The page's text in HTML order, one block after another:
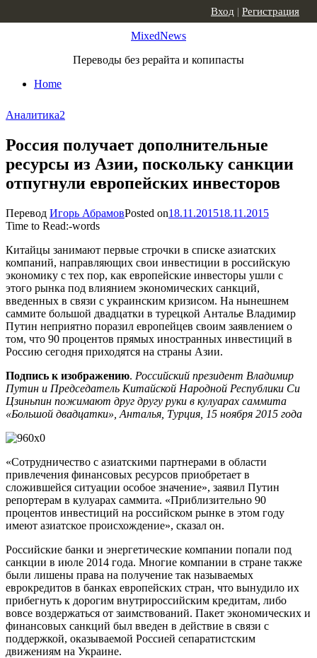
MixedNews
Переводы без рерайта и копипасты
Home
Вход | Регистрация
Аналитика2
Россия получает дополнительные
ресурсы из Азии, поскольку санкции
отпугнули европейских инвесторов
Перевод Игорь АбрамовPosted on18.11.201518.11.2015
Time to Read:-words
Китайцы занимают первые строчки в списке азиатских
компаний, направляющих свои инвестиции в российскую
экономику с тех пор, как европейские инвесторы ушли с
этого рынка под влиянием экономических санкций,
введенных в связи с украинским кризисом. На нынешнем
саммите большой двадцатки в турецкой Анталье Владимир
Путин неприятно поразил европейцев своим заявлением о
том, что 90 процентов прямых иностранных инвестиций в
Россию сегодня приходятся на страны Азии.
Подпись к изображению. Российский президент Владимир
Путин и Председатель Китайской Народной Республики Си
Цзиньпин пожимают друг другу руки в кулуарах саммита
«Большой двадцатки», Анталья, Турция, 15 ноября 2015 года
«Сотрудничество с азиатскими партнерами в области
привлечения финансовых ресурсов приобретает в
сложившейся ситуации особое значение», заявил Путин
репортерам в кулуарах саммита. «Приблизительно 90
процентов инвестиций на российском рынке в этом году
имеют азиатское происхождение», сказал он.
Российские банки и энергетические компании попали под
санкции в июле 2014 года. Многие компании в стране также
были лишены права на получение так называемых
еврокредитов в банках европейских стран, что вынудило их
прибегнуть к дорогим внутрироссийским кредитам, либо
вовсе воздержаться от заимствований. Пакет экономических и
финансовых санкций был введен в действие в связи с
поддержкой, оказываемой Россией сепаратистским
движениям на Украине.